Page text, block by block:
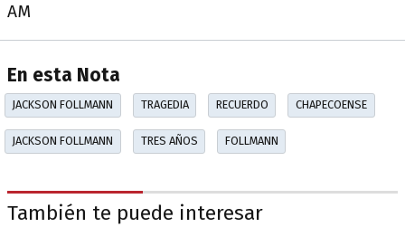
AM
En esta Nota
JACKSON FOLLMANN TRAGEDIA RECUERDO CHAPECOENSE
JACKSON FOLLMANN TRES AÑOS FOLLMANN
También te puede interesar